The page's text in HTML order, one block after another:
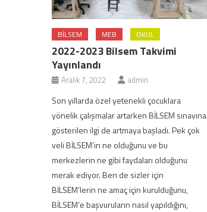
BİLSEM MEB OKUL
2022-2023 Bilsem Takvimi
Yayınlandı
Aralık 7, 2022 admin
Son yıllarda özel yetenekli çocuklara
yönelik çalışmalar artarken BİLSEM sınavına
gösterilen ilgi de artmaya başladı. Pek çok
veli BİLSEM’in ne olduğunu ve bu
merkezlerin ne gibi faydaları olduğunu
merak ediyor. Ben de sizler için
BİLSEM’lerin ne amaç için kurulduğunu,
BİLSEM’e başvuruların nasıl yapıldığını,